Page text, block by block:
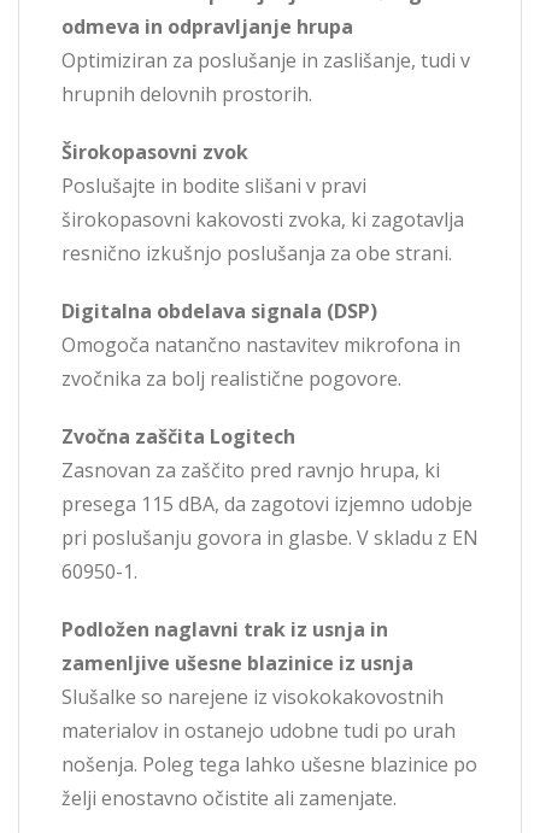
odmeva in odpravljanje hrupa
Optimiziran za poslušanje in zaslišanje, tudi v
hrupnih delovnih prostorih.
Širokopasovni zvok
Poslušajte in bodite slišani v pravi
širokopasovni kakovosti zvoka, ki zagotavlja
resnično izkušnjo poslušanja za obe strani.
Digitalna obdelava signala (DSP)
Omogoča natančno nastavitev mikrofona in
zvočnika za bolj realistične pogovore.
Zvočna zaščita Logitech
Zasnovan za zaščito pred ravnjo hrupa, ki
presega 115 dBA, da zagotovi izjemno udobje
pri poslušanju govora in glasbe. V skladu z EN
60950-1.
Podložen naglavni trak iz usnja in
zamenljive ušesne blazinice iz usnja
Slušalke so narejene iz visokokakovostnih
materialov in ostanejo udobne tudi po urah
nošenja. Poleg tega lahko ušesne blazinice po
želji enostavno očistite ali zamenjate.